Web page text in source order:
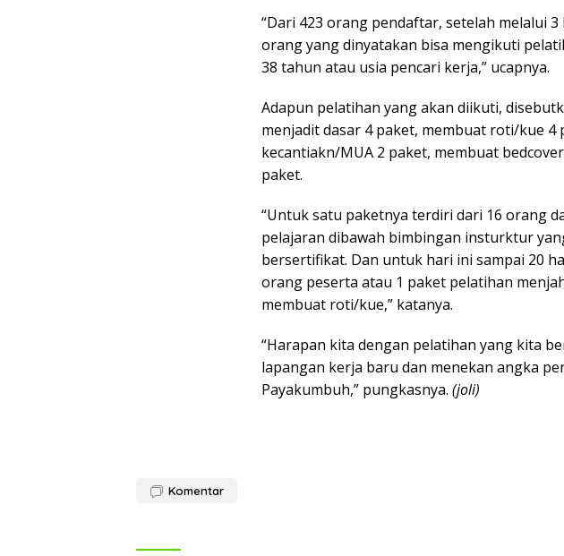
“Dari 423 orang pendaftar, setelah melalui
orang yang dinyatakan bisa mengikuti
38 tahun atau usia pencari kerja,” ucapnya.
Adapun pelatihan yang akan diikuti,
menjadit dasar 4 paket, membuat roti/kue 4
kecantiakn/MUA 2 paket, membuat
paket.
“Untuk satu paketnya terdiri dari 16 orang
pelajaran dibawah bimbingan insturktur
bersertifikat. Dan untuk hari ini sampai 20
orang peserta atau 1 paket pelatihan
membuat roti/kue,” katanya.
“Harapan kita dengan pelatihan yang kita
lapangan kerja baru dan menekan angka
Payakumbuh,” pungkasnya. (joli)
Komentar